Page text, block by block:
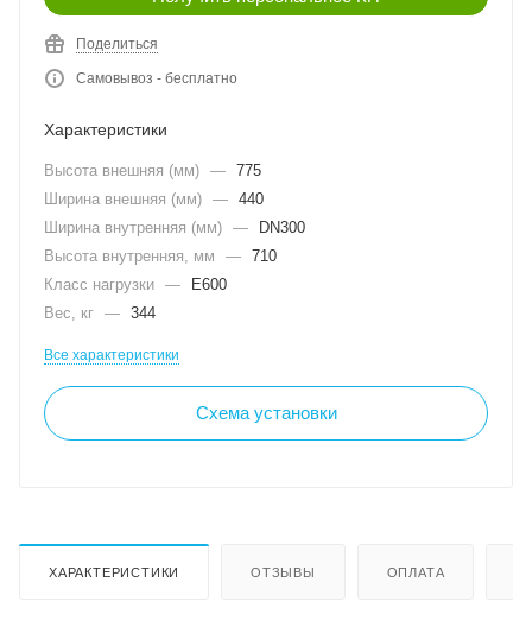
Поделиться
Самовывоз - бесплатно
Характеристики
Высота внешняя (мм) — 775
Ширина внешняя (мм) — 440
Ширина внутренняя (мм) —
DN300
Высота внутренняя, мм
— 710
Класс нагрузки —
E600
Вес, кг — 344
Все характеристики
Схема установки
ХАРАКТЕРИСТИКИ ОТЗЫВЫ ОПЛАТА